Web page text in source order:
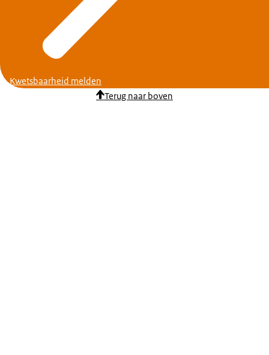
Kwetsbaarheid melden
Terug naar boven